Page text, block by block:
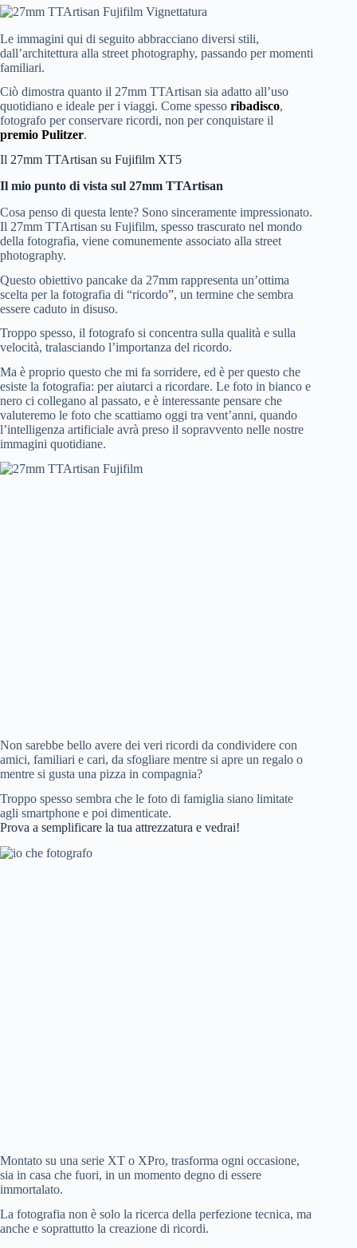
Le immagini qui di seguito abbracciano diversi stili,
dall’architettura alla street photography, passando per momenti
familiari.
Ciò dimostra quanto il 27mm TTArtisan sia adatto all’uso
quotidiano e ideale per i viaggi. Come spesso ribadisco,
fotografo per conservare ricordi, non per conquistare il
premio Pulitzer.
Il 27mm TTArtisan su Fujifilm XT5
Il mio punto di vista sul 27mm TTArtisan
Cosa penso di questa lente? Sono sinceramente impressionato.
Il 27mm TTArtisan su Fujifilm, spesso trascurato nel mondo
della fotografia, viene comunemente associato alla street
photography.
Questo obiettivo pancake da 27mm rappresenta un’ottima
scelta per la fotografia di “ricordo”, un termine che sembra
essere caduto in disuso.
Troppo spesso, il fotografo si concentra sulla qualità e sulla
velocità, tralasciando l’importanza del ricordo.
Ma è proprio questo che mi fa sorridere, ed è per questo che
esiste la fotografia: per aiutarci a ricordare. Le foto in bianco e
nero ci collegano al passato, e è interessante pensare che
valuteremo le foto che scattiamo oggi tra vent’anni, quando
l’intelligenza artificiale avrà preso il sopravvento nelle nostre
immagini quotidiane.
Non sarebbe bello avere dei veri ricordi da condividere con
amici, familiari e cari, da sfogliare mentre si apre un regalo o
mentre si gusta una pizza in compagnia?
Troppo spesso sembra che le foto di famiglia siano limitate
agli smartphone e poi dimenticate.
Prova a semplificare la tua attrezzatura e vedrai!
Montato su una serie XT o XPro, trasforma ogni occasione,
sia in casa che fuori, in un momento degno di essere
immortalato.
La fotografia non è solo la ricerca della perfezione tecnica, ma
anche e soprattutto la creazione di ricordi.